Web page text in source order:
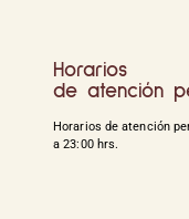
Horarios
de atención
Horarios de atención
a 23:00 hrs.